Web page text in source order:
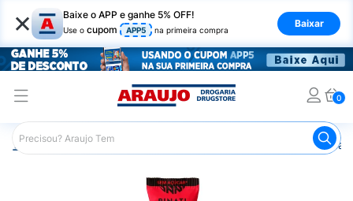
× Baixe o APP e ganhe 5% OFF!
Use o cupom APP5 na primeira compra
Baixar
0
Araujo Nutrição Saudável Barra de Cereal